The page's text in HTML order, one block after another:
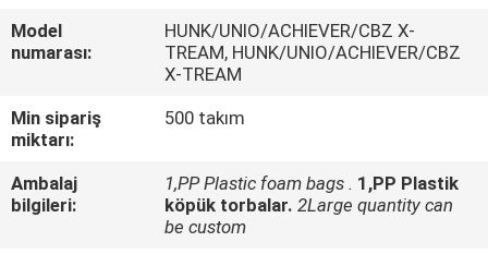
TURU
KALITE
KONTROLÜ
Model
numarası:
HUNK/UNIO/ACHIEVER/CBZ X-
TREAM, HUNK/UNIO/ACHIEVER/CBZ
X-TREAM
Min sipariş
miktarı:
500 takım
Ambalaj
bilgileri:
1,PP Plastic foam bags . 1,PP Plastik
köpük torbalar. 2Large quantity can
be custom